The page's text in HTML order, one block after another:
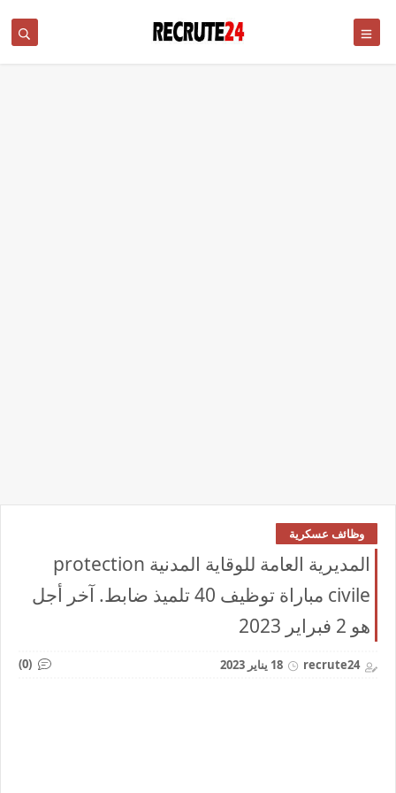
وظائف عسكرية
المديرية العامة للوقاية المدنية protection
civile مباراة توظيف 40 تلميذ ضابط. آخر أجل
هو 2 فبراير 2023
recrute24 18 يناير 2023 (0)